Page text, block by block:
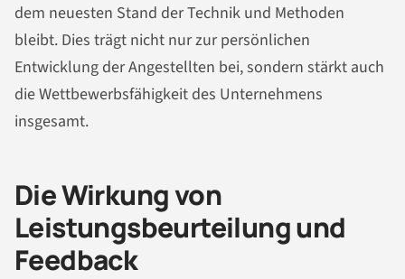
dem neuesten Stand der Technik und Methoden
bleibt. Dies trägt nicht nur zur persönlichen
Entwicklung der Angestellten bei, sondern stärkt auch
die Wettbewerbsfähigkeit des Unternehmens
insgesamt.
Die Wirkung von
Leistungsbeurteilung und
Feedback